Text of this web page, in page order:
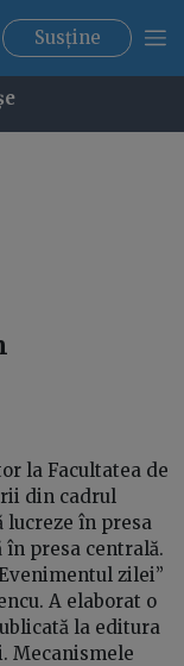
Susține
la Facultatea de
din cadrul
lucreze în presa
în presa centrală.
zilei”
A elaborat o
la editura
Mecanismele